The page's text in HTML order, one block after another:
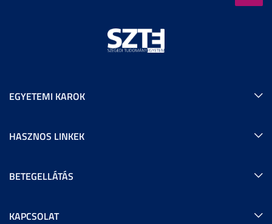
EGYETEMI KAROK
HASZNOS LINKEK
BETEGELLÁTÁS
KAPCSOLAT